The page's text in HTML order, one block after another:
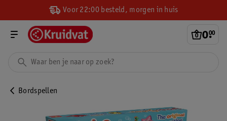
Voor 22:00 besteld, morgen in huis
0.
00
Bordspellen